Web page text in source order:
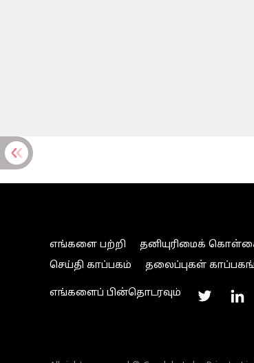
எங்களை பற்றி தனியுரிமைக்
செய்தி காப்பகம்
தலைப்புகள்
எங்களைப் பின்தொடரவும்